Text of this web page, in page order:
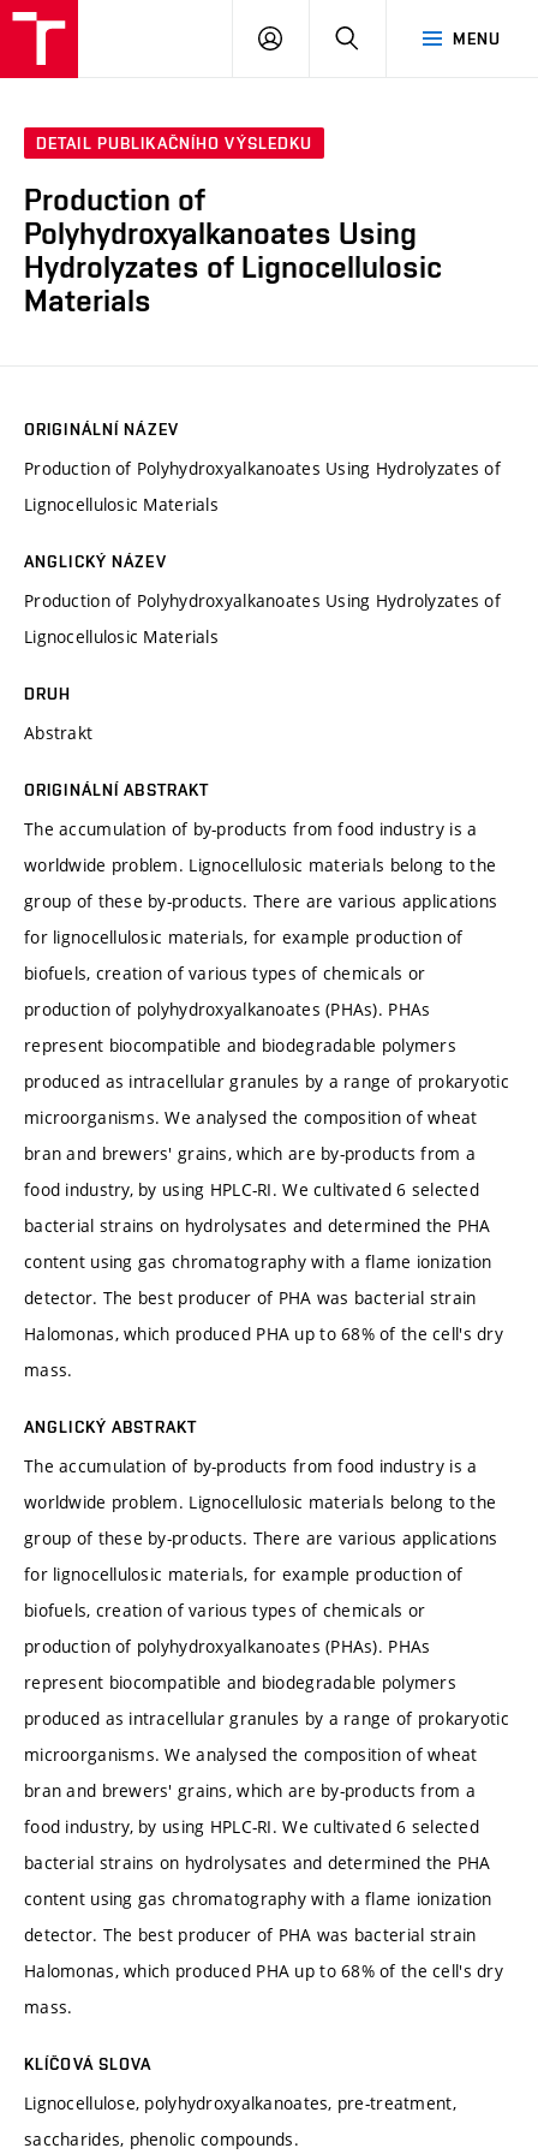
MENU
PŘIHLÁSIT
DETAIL PUBLIKAČNÍHO VÝSLEDKU
Production of
Polyhydroxyalkanoates Using
Hydrolyzates of Lignocellulosic
Materials
ORIGINÁLNÍ NÁZEV
Production of Polyhydroxyalkanoates Using Hydrolyzates of
Lignocellulosic Materials
ANGLICKÝ NÁZEV
Production of Polyhydroxyalkanoates Using Hydrolyzates of
Lignocellulosic Materials
DRUH
Abstrakt
ORIGINÁLNÍ ABSTRAKT
The accumulation of by-products from food industry is a
worldwide problem. Lignocellulosic materials belong to the
group of these by-products. There are various applications
for lignocellulosic materials, for example production of
biofuels, creation of various types of chemicals or
production of polyhydroxyalkanoates (PHAs). PHAs
represent biocompatible and biodegradable polymers
produced as intracellular granules by a range of prokaryotic
microorganisms. We analysed the composition of wheat
bran and brewers' grains, which are by-products from a
food industry, by using HPLC-RI. We cultivated 6 selected
bacterial strains on hydrolysates and determined the PHA
content using gas chromatography with a flame ionization
detector. The best producer of PHA was bacterial strain
Halomonas, which produced PHA up to 68% of the cell's dry
mass.
ANGLICKÝ ABSTRAKT
The accumulation of by-products from food industry is a
worldwide problem. Lignocellulosic materials belong to the
group of these by-products. There are various applications
for lignocellulosic materials, for example production of
biofuels, creation of various types of chemicals or
production of polyhydroxyalkanoates (PHAs). PHAs
represent biocompatible and biodegradable polymers
produced as intracellular granules by a range of prokaryotic
microorganisms. We analysed the composition of wheat
bran and brewers' grains, which are by-products from a
food industry, by using HPLC-RI. We cultivated 6 selected
bacterial strains on hydrolysates and determined the PHA
content using gas chromatography with a flame ionization
detector. The best producer of PHA was bacterial strain
Halomonas, which produced PHA up to 68% of the cell's dry
mass.
KLÍČOVÁ SLOVA
Lignocellulose, polyhydroxyalkanoates, pre-treatment,
saccharides, phenolic compounds.